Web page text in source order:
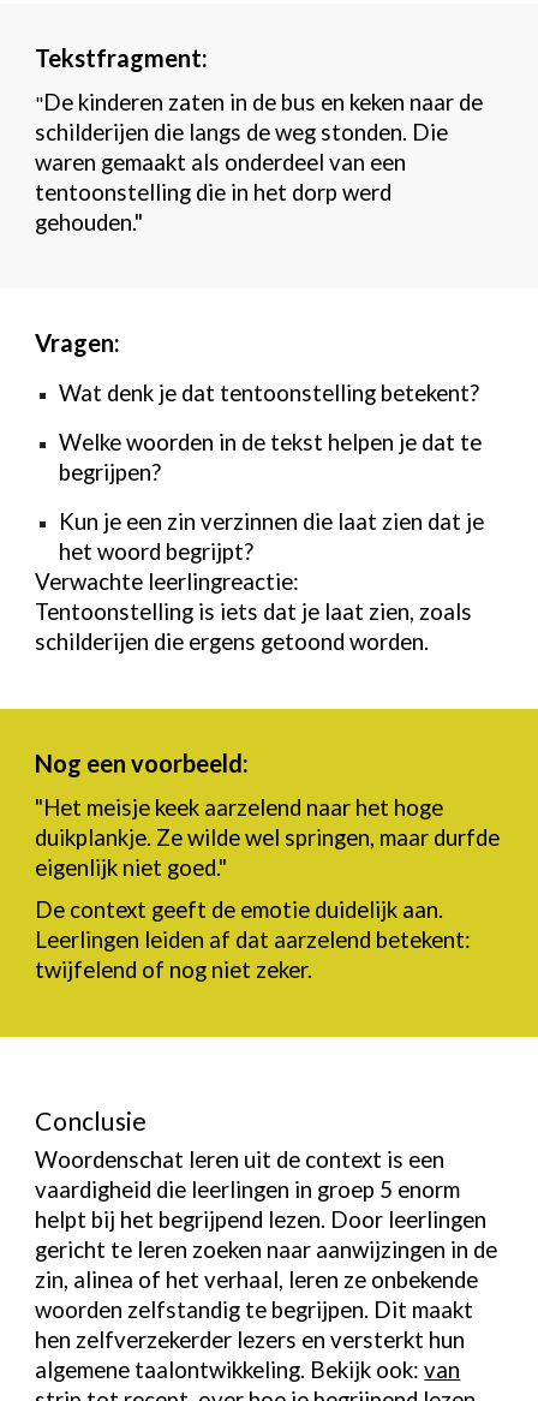
Tekstfragment:
"De kinderen zaten in de bus en keken naar de
schilderijen die langs de weg stonden. Die
waren gemaakt als onderdeel van een
tentoonstelling die in het dorp werd
gehouden."
Vragen:
Wat denk je dat tentoonstelling betekent?
Welke woorden in de tekst helpen je dat te
begrijpen?
Kun je een zin verzinnen die laat zien dat je
het woord begrijpt?
Verwachte leerlingreactie:
Tentoonstelling is iets dat je laat zien, zoals
schilderijen die ergens getoond worden.
Nog een voorbeeld:
"Het meisje keek aarzelend naar het hoge
duikplankje. Ze wilde wel springen, maar durfde
eigenlijk niet goed."
De context geeft de emotie duidelijk aan.
Leerlingen leiden af dat aarzelend betekent:
twijfelend of nog niet zeker.
Conclusie
Woordenschat leren uit de context is een
vaardigheid die leerlingen in groep 5 enorm
helpt bij het begrijpend lezen. Door leerlingen
gericht te leren zoeken naar aanwijzingen in de
zin, alinea of het verhaal, leren ze onbekende
woorden zelfstandig te begrijpen. Dit maakt
hen zelfverzekerder lezers en versterkt hun
algemene taalontwikkeling. Bekijk ook:van